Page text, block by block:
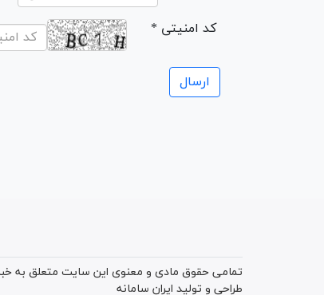
* کد امنیتی
تمامی حقوق مادی و معنوی این سایت متعلق به
طراحی و تولید ایران سامانه